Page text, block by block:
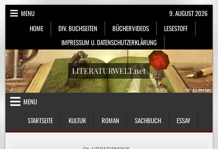
Skip
MENU
HOME
DIV. BUCHSEITEN BÜCHERVIDEOS
LESESTOFF
IMPRESSUM U. DATENSCHUTZERKLÄRUNG
9. AUGUST 2026
LITERATURWELT.net
MENU
STARTSEITE
KULTUR ROMAN SACHBUCH ESSAY